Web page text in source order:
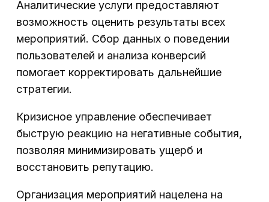
Аналитические услуги предоставляют
возможность оценить результаты всех
мероприятий. Сбор данных о поведении
пользователей и анализа конверсий
помогает корректировать дальнейшие
стратегии.
Кризисное управление обеспечивает
быструю реакцию на негативные события,
позволяя минимизировать ущерб и
восстановить репутацию.
Организация мероприятий нацелена на